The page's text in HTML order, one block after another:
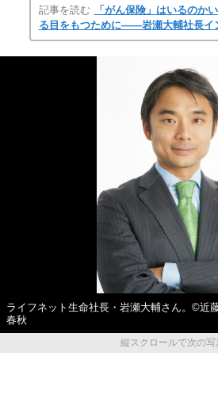
記事を読む
「がん保険」はいるのか
る目をもつために――岩瀬大輔社長イ
ライフネット生命社長・岩瀬大輔さん。©近
春秋
縦スクロールで次の写